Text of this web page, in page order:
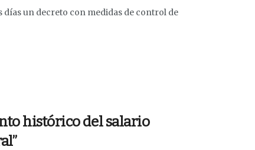
un decreto con medidas de control de
histórico del salario